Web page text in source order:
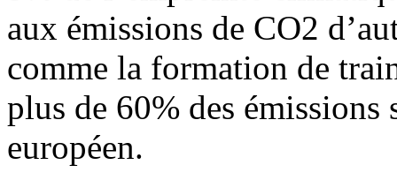
aux émissions de CO2
comme la formation de
plus de 60% des émissions
européen.